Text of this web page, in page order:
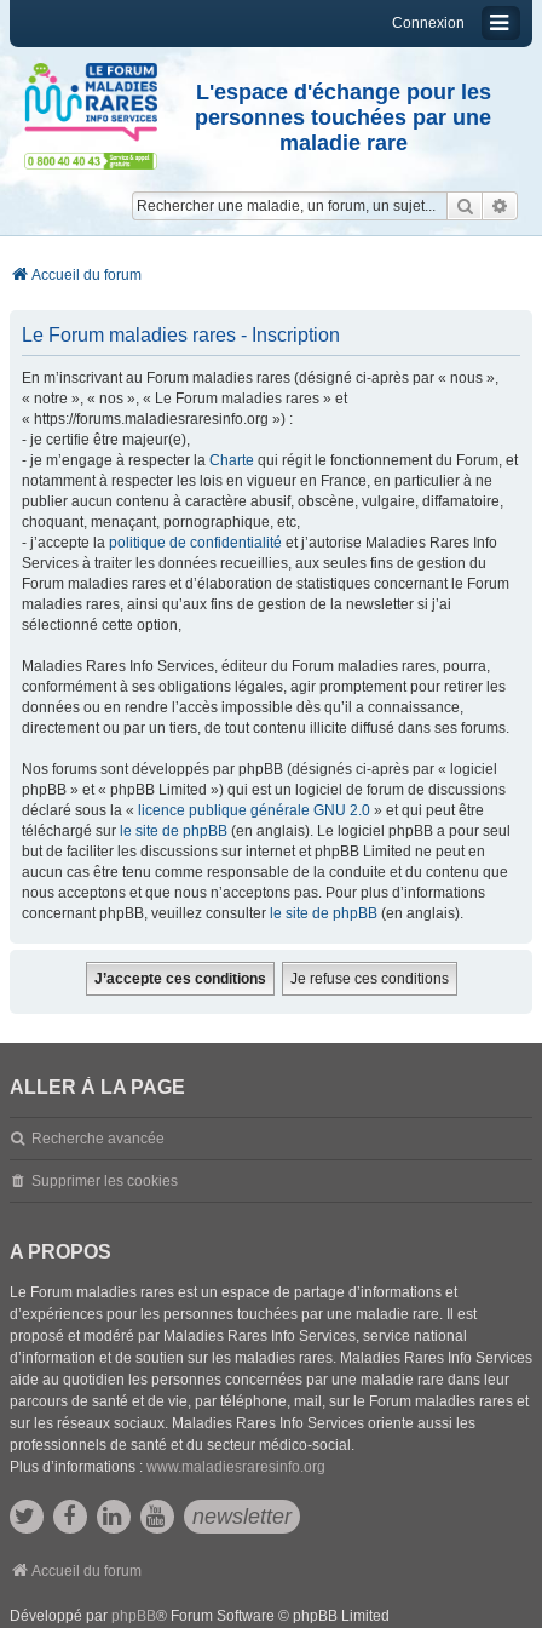
Connexion
L'espace d'échange pour les
personnes touchées par une
maladie rare
Accueil du forum
Le Forum maladies rares - Inscription
En m’inscrivant au Forum maladies rares (désigné ci-après par « nous »,
« notre », « nos », « Le Forum maladies rares » et
« https://forums.maladiesraresinfo.org ») :
- je certifie être majeur(e),
- je m’engage à respecter la Charte qui régit le fonctionnement du Forum, et
notamment à respecter les lois en vigueur en France, en particulier à ne
publier aucun contenu à caractère abusif, obscène, vulgaire, diffamatoire,
choquant, menaçant, pornographique, etc,
- j’accepte la politique de confidentialité et j’autorise Maladies Rares Info
Services à traiter les données recueillies, aux seules fins de gestion du
Forum maladies rares et d’élaboration de statistiques concernant le Forum
maladies rares, ainsi qu’aux fins de gestion de la newsletter si j’ai
sélectionné cette option,
Maladies Rares Info Services, éditeur du Forum maladies rares, pourra,
conformément à ses obligations légales, agir promptement pour retirer les
données ou en rendre l’accès impossible dès qu’il a connaissance,
directement ou par un tiers, de tout contenu illicite diffusé dans ses forums.
Nos forums sont développés par phpBB (désignés ci-après par « logiciel
phpBB » et « phpBB Limited ») qui est un logiciel de forum de discussions
déclaré sous la « licence publique générale GNU 2.0 » et qui peut être
téléchargé sur le site de phpBB (en anglais). Le logiciel phpBB a pour seul
but de faciliter les discussions sur internet et phpBB Limited ne peut en
aucun cas être tenu comme responsable de la conduite et du contenu que
nous acceptons et que nous n’acceptons pas. Pour plus d’informations
concernant phpBB, veuillez consulter le site de phpBB (en anglais).
ALLER À LA PAGE
Recherche avancée
Supprimer les cookies
A PROPOS
Le Forum maladies rares est un espace de partage d’informations et
d’expériences pour les personnes touchées par une maladie rare. Il est
proposé et modéré par Maladies Rares Info Services, service national
d’information et de soutien sur les maladies rares. Maladies Rares Info Services
aide au quotidien les personnes concernées par une maladie rare dans leur
parcours de santé et de vie, par téléphone, mail, sur le Forum maladies rares et
sur les réseaux sociaux. Maladies Rares Info Services oriente aussi les
professionnels de santé et du secteur médico-social.
Plus d’informations : www.maladiesraresinfo.org
newsletter
Accueil du forum
Développé par phpBB® Forum Software © phpBB Limited